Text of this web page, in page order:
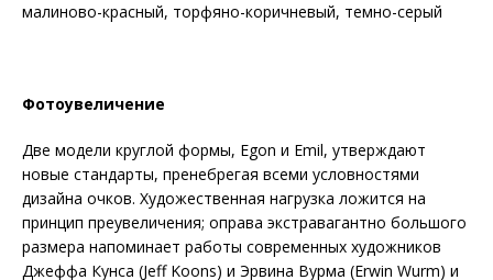
малиново-красный, торфяно-коричневый, темно-серый
Фотоувеличение
Две модели круглой формы, Egon и Emil, утверждают
новые стандарты, пренебрегая всеми условностями
дизайна очков. Художественная нагрузка ложится на
принцип преувеличения; оправа экстравагантно большого
размера напоминает работы современных художников
Джеффа Кунса (Jeff Koons) и Эрвина Вурма (Erwin Wurm) и